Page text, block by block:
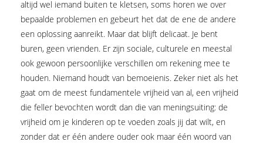
altijd wel iemand buiten te kletsen, soms horen we over
bepaalde problemen en gebeurt het dat de ene de andere
een oplossing aanreikt. Maar dat blijft delicaat. Je bent
buren, geen vrienden. Er zijn sociale, culturele en meestal
ook gewoon persoonlijke verschillen om rekening mee te
houden. Niemand houdt van bemoeienis. Zeker niet als het
gaat om de meest fundamentele vrijheid van al, een vrijheid
die feller bevochten wordt dan die van meningsuiting: de
vrijheid om je kinderen op te voeden zoals jij dat wilt, en
zonder dat er één andere ouder ook maar één woord van